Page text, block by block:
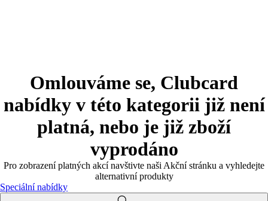
Omlouváme se, Clubcard
nabídky v této kategorii již není
platná, nebo je již zboží
vyprodáno
Pro zobrazení platných akcí navštivte naši Akční stránku a vyhledejte
alternativní produkty
Speciální nabídky